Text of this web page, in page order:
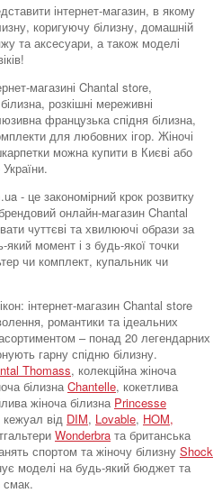
інтернет-магазин, в якому
коригуючу білизну, домашній
та аксесуари, а також моделі
магазині Chantal store,
розкішні мереживні
французька спідня білизна,
для любовних ігор. Жіночі
можна купити в Києві або
- це закономірний крок розвитку
онлайн-магазин Chantal
чуттєві та хвилюючі образи за
момент і з будь-якої точки
чи комплект, купальник чи
інтернет-магазин Chantal store
романтики та ідеальних
– понад 20 легендарних
гарну спідню білизну.
Thomass, колекційна жіноча
білизна Chantelle, кокетлива
жіноча білизна Princesse
кежуал від DIM, Lovable, HOM,
Wonderbra та британська
спортом та жіночу білизну Shock
моделі на будь-який бюджет та
смак.